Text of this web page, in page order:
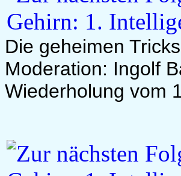
Die geheimen
Moderation: Ingolf
Wiederholung vom